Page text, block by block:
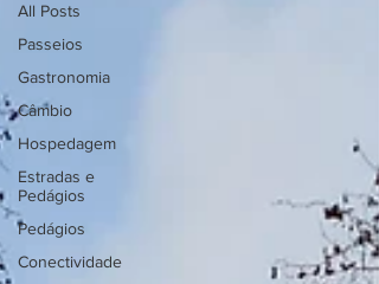
All Posts
Passeios
Gastronomia
Câmbio
Hospedagem
Estradas e
Pedágios
Pedágios
Conectividade